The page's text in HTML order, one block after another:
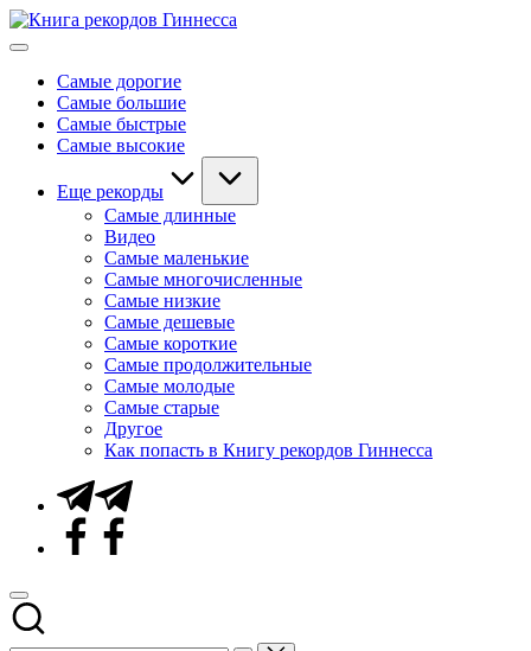
Перейти
к
Мировые
ГиннессаСамые дорогие
Самые большие
Самые быстрые
Самые высокие
Еще рекорды
Самые длинные
Видео
Самые маленькие
Самые многочисленные
Самые низкие
Самые дешевые
Самые короткие
Самые продолжительные
Самые молодые
Самые старые
Другое
Как попасть в Книгу рекордов Гиннесса
Telegram
Facebook